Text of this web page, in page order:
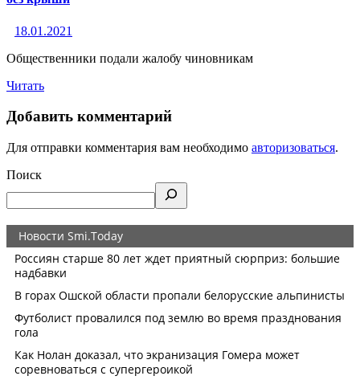
18.01.2021
Общественники подали жалобу чиновникам
Читать
Добавить комментарий
Для отправки комментария вам необходимо авторизоваться.
Поиск